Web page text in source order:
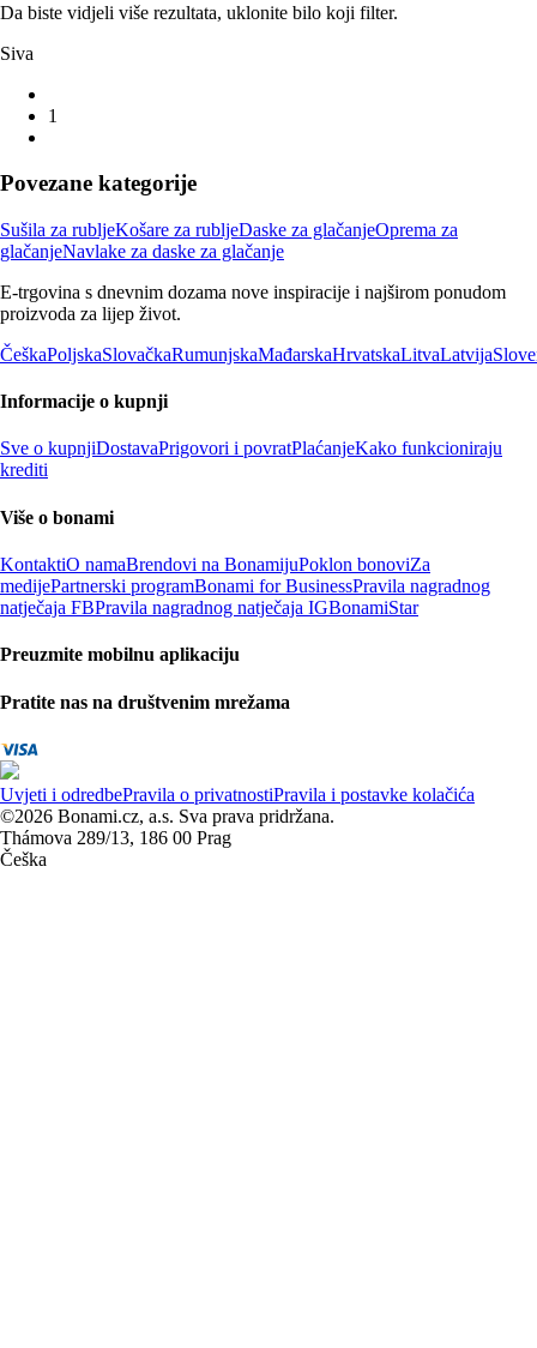
Da biste vidjeli više rezultata, uklonite bilo koji filter.
Siva
1
Povezane kategorije
Sušila za rubljeKošare za rubljeDaske za glačanjeOprema za
glačanjeNavlake za daske za glačanje
E-trgovina s dnevnim dozama nove inspiracije i najširom ponudom
proizvoda za lijep život.
ČeškaPoljskaSlovačkaRumunjskaMađarskaHrvatskaLitvaLatvija
Informacije o kupnji
Sve o kupnjiDostavaPrigovori i povratPlaćanjeKako funkcioniraju
krediti
Više o bonami
KontaktiO namaBrendovi na BonamijuPoklon bonoviZa
medijePartnerski programBonami for BusinessPravila nagradnog
natječaja FBPravila nagradnog natječaja IGBonamiStar
Preuzmite mobilnu aplikaciju
Pratite nas na društvenim mrežama
Uvjeti i odredbePravila o privatnostiPravila i postavke kolačića
©2026 Bonami.cz, a.s. Sva prava pridržana.
Thámova 289/13, 186 00 Prag
Češka